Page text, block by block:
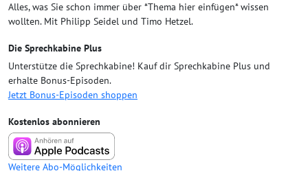
Alles, was Sie schon immer über *Thema hier einfügen* wissen
wollten. Mit Philipp Seidel und Timo Hetzel.
Die Sprechkabine Plus
Unterstütze die Sprechkabine! Kauf dir Sprechkabine Plus und
erhalte Bonus-Episoden.
Jetzt Bonus-Episoden shoppen
Kostenlos abonnieren
Weitere Abo-Möglichkeiten